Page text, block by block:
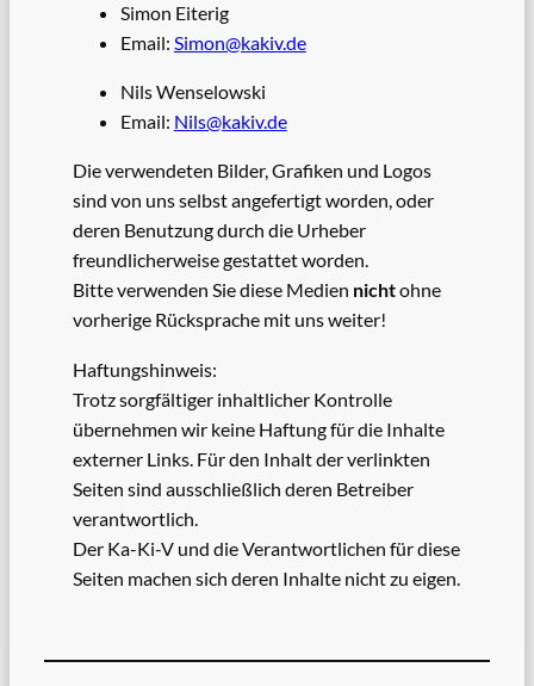
Simon Eiterig
Email: Simon@kakiv.de
Nils Wenselowski
Email: Nils@kakiv.de
Die verwendeten Bilder, Grafiken und Logos
sind von uns selbst angefertigt worden, oder
deren Benutzung durch die Urheber
freundlicherweise gestattet worden.
Bitte verwenden Sie diese Medien nichtohne
vorherige Rücksprache mit uns weiter!
Haftungshinweis:
Trotz sorgfältiger inhaltlicher Kontrolle
übernehmen wir keine Haftung für die Inhalte
externer Links. Für den Inhalt der verlinkten
Seiten sind ausschließlich deren Betreiber
verantwortlich.
Der Ka-Ki-V und die Verantwortlichen für diese
Seiten machen sich deren Inhalte nicht zu eigen.